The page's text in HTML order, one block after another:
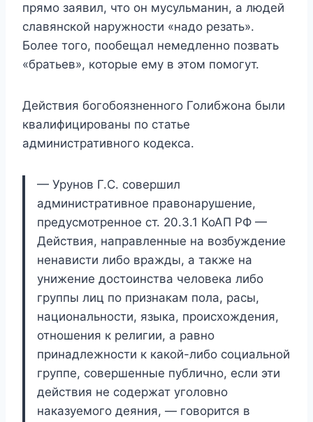
прямо заявил, что он мусульманин, а людей
славянской наружности «надо резать».
Более того, пообещал немедленно позвать
«братьев», которые ему в этом помогут.
Действия богобоязненного Голибжона были
квалифицированы по статье
административного кодекса.
— Урунов Г.С. совершил
административное правонарушение,
предусмотренное ст. 20.3.1 КоАП РФ —
Действия, направленные на возбуждение
ненависти либо вражды, а также на
унижение достоинства человека либо
группы лиц по признакам пола, расы,
национальности, языка, происхождения,
отношения к религии, а равно
принадлежности к какой-либо социальной
группе, совершенные публично, если эти
действия не содержат уголовно
наказуемого деяния, — говорится в